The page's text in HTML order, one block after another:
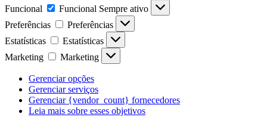
Funcional
Funcional Sempre ativo
Preferências
Preferências
Estatísticas
Estatísticas
Marketing
Marketing
Gerenciar opções
Gerenciar serviços
Gerenciar {vendor_count} fornecedores
Leia mais sobre esses objetivos